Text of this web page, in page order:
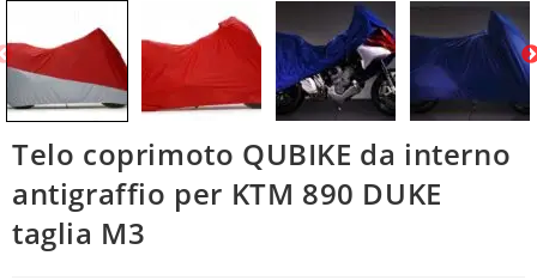
Telo coprimoto QUBIKE da interno
antigraffio per KTM 890 DUKE
taglia M3